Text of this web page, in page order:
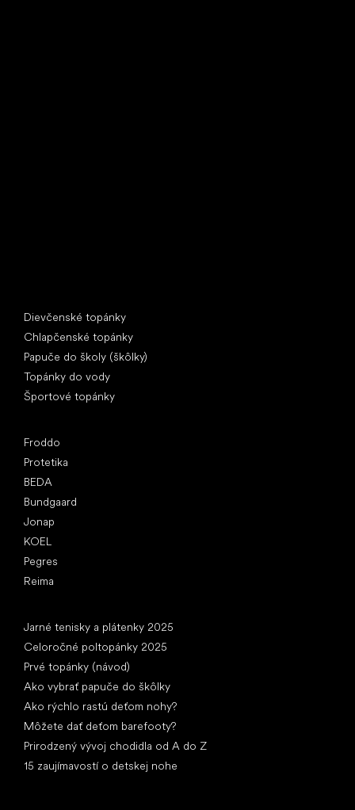
Dievčenské topánky
Chlapčenské topánky
Papuče do školy (škôlky)
Topánky do vody
Športové topánky
Froddo
Protetika
BEDA
Bundgaard
Jonap
KOEL
Pegres
Reima
Jarné tenisky a plátenky 2025
Celoročné poltopánky 2025
Prvé topánky (návod)
Ako vybrať papuče do škôlky
Ako rýchlo rastú deťom nohy?
Môžete dať deťom barefooty?
Prirodzený vývoj chodidla od A do Z
15 zaujímavostí o detskej nohe